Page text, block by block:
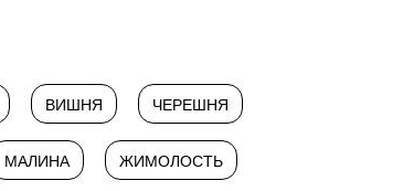
ВИШНЯ ЧЕРЕШНЯ
МАЛИНА ЖИМОЛОСТЬ